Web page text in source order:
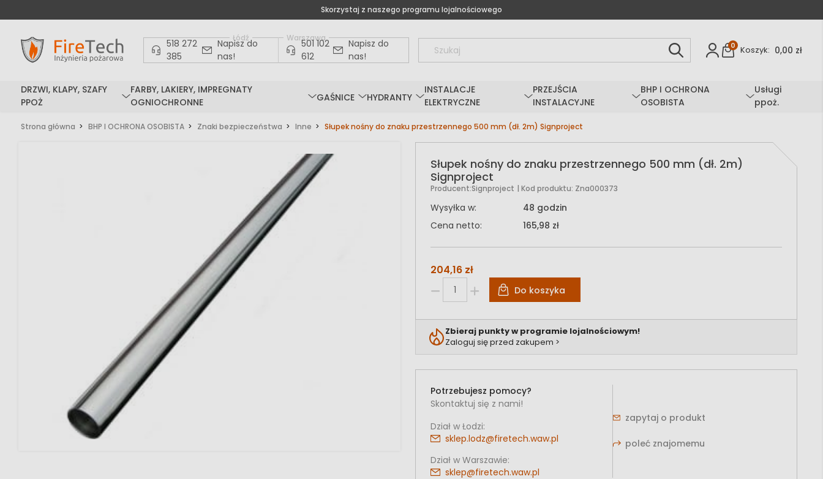
Skorzystaj z naszego programu lojalnościowego
Łódź
518 272
385
Napisz do
nas!
Warszawa
501 102
612
Napisz do
nas!
Koszyk: 0,00 zł
0
DRZWI, KLAPY, SZAFY
PPOŻ
FARBY, LAKIERY, IMPREGNATY
OGNIOCHRONNE
GAŚNICE HYDRANTY
INSTALACJE
ELEKTRYCZNE
PRZEJŚCIA
INSTALACYJNE
BHP I OCHRONA
OSOBISTA
Usługi
ppoż.
Strona główna BHP I OCHRONA OSOBISTA Znaki bezpieczeństwa Inne Słupek nośny do znaku przestrzennego 500 mm (dł. 2m) Signproject
Słupek nośny do znaku przestrzennego 500 mm (dł. 2m)
Signproject
Producent:Signproject | Kod produktu: Zna000373
Wysyłka w:
48 godzin
Cena netto:
165,98 zł
204,16 zł
Do koszyka
Zbieraj punkty w programie lojalnościowym!
Zaloguj się przed zakupem >
Potrzebujesz pomocy?
Skontaktuj się z nami!
Dział w Łodzi:
sklep.lodz@firetech.waw.pl
Dział w Warszawie:
sklep@firetech.waw.pl
zapytaj o produkt
poleć znajomemu